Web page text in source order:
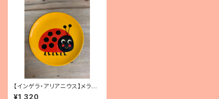
【インゲラ・アリアニウス】メラミ
ンプレート（テントウムシ）
¥1,320